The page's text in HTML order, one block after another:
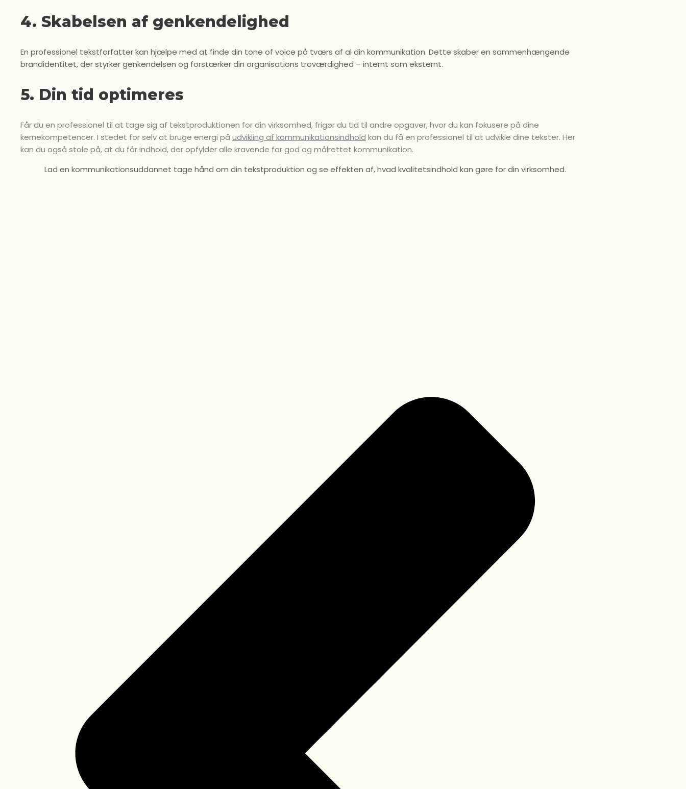
4. Skabelsen af genkendelighed
En professionel tekstforfatter kan hjælpe med at finde din tone of voice på tværs af al din kommunikation. Dette skaber en sammenhængende
brandidentitet, der styrker genkendelsen og forstærker din organisations troværdighed – internt som eksternt.
5. Din tid optimeres
Får du en professionel til at tage sig af tekstproduktionen for din virksomhed, frigør du tid til andre opgaver, hvor du kan fokusere på dine
kernekompetencer. I stedet for selv at bruge energi på udvikling af kommunikationsindhold kan du få en professionel til at udvikle dine tekster. Her
kan du også stole på, at du får indhold, der opfylder alle kravende for god og målrettet kommunikation.
Lad en kommunikationsuddannet tage hånd om din tekstproduktion og se effekten af, hvad kvalitetsindhold kan gøre for din virksomhed.